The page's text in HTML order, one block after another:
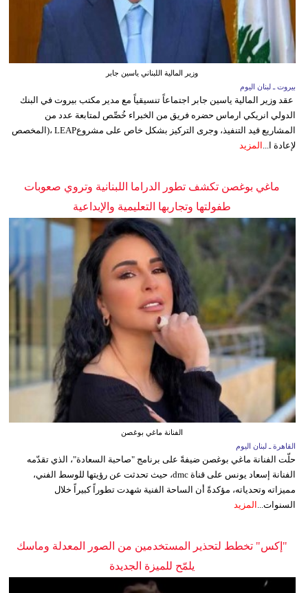
وزير المالية اللبناني ياسين جابر
بيروت ـ لبنان اليوم
عقد وزير المالية ياسين جابر اجتماعاً تنسيقياً مع مدير مكتب بيروت في البنك
الدولي انريكي ارماس حضره فريق من الخبراء خُصِّص لمتابعة عدد من
المشاريع قيد التنفيذ، وجرى التركيز بشكل خاص على مشروعLEAP ،(المخصص
لإعادة ا... المزيد
ماغي بوغصن تكشف تطور الدراما اللبنانية وتروي صعوبات
طفولتها وتجاربها التعليمية والإبداعية
الفنانة ماغي بوغصن
القاهرة ـ لبنان اليوم
حلّت الفنانة ماغي بوغصن ضيفةً على برنامج "صاحبة السعادة"، الذي تقدّمه
الفنانة إسعاد يونس على قناة dmc، حيث تحدثت عن رؤيتها للوسط الفني،
مميزاته وتحدياته، مؤكدةً أن الساحة الفنية شهدت تطوراً كبيراً خلال
السنوات... المزيد
"إكس" تخطط لتحذير المستخدمين من الصور المعدلة وماسك
يلمّح للميزة الجديدة